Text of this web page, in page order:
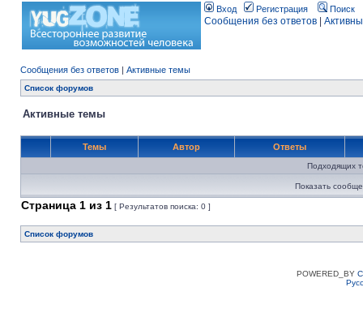
Вход Регистрация Поиск
Сообщения без ответов
Сообщения без ответов | Активные темы
Список форумов
Активные темы
Темы Автор Ответы
Подходящих
Показать
Страница 1 из 1 [ Результатов поиска: 0 ]
Список форумов
POWERED_BY